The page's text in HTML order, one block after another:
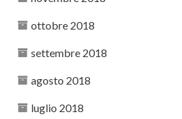
ottobre 2018
settembre 2018
agosto 2018
luglio 2018